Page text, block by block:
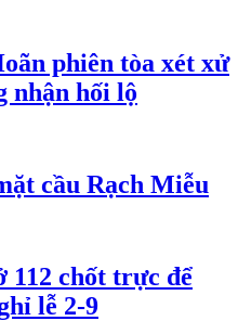
phiên tòa xét xử
nhận hối lộ
cầu Rạch Miễu
112 chốt trực để
lễ 2-9